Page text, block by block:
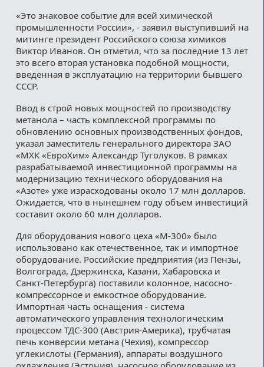
«Это знаковое событие для всей химической
промышленности России», - заявил выступивший на
митинге президент Российского союза химиков
Виктор Иванов. Он отметил, что за последние 13 лет
это всего вторая установка подобной мощности,
введенная в эксплуатацию на территории бывшего
СССР.
Ввод в строй новых мощностей по производству
метанола – часть комплексной программы по
обновлению основных производственных фондов,
указал заместитель генерального директора ЗАО
«МХК «ЕвроХим» Александр Туголуков. В рамках
разрабатываемой инвестиционной программы на
модернизацию технического оборудования на
«Азоте» уже израсходованы около 17 млн долларов.
Ожидается, что в нынешнем году объем инвестиций
составит около 60 млн долларов.
Для оборудования нового цеха «М-300» было
использовано как отечественное, так и импортное
оборудование. Российские предприятия (из Пензы,
Волгограда, Дзержинска, Казани, Хабаровска и
Санкт-Петербурга) поставили колонное, насосно-
компрессорное и емкостное оборудование.
Импортная часть оснащения - система
автоматического управления технологическим
процессом ТДС-300 (Австрия-Америка), трубчатая
печь конверсии метана (Чехия), компрессор
углекислоты (Германия), аппараты воздушного